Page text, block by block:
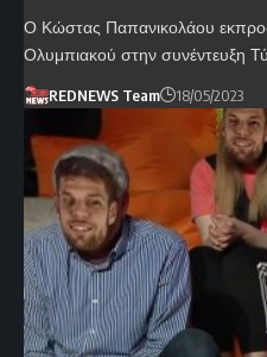
Ο Κώστας Παπανικολάου
Ολυμπιακού στην συνέντευξη
REDNEWS Team 18/05/2023